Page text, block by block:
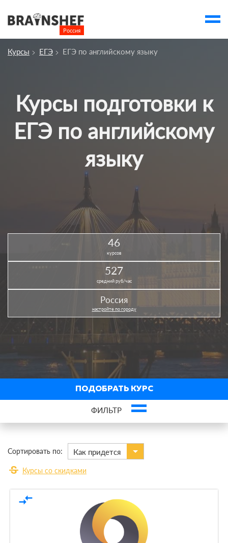
Россия
Компании
Профессии
Курсы ЕГЭ ЕГЭ по английскому языку
Курсы подготовки к
ЕГЭ по английскому
языку
46
курсов
527
средний руб/час
Россия
настройте по городу
Сортировать по: Как придется
strikethrough_s Курсы со скидками
compare_arrows
ПОДОБРАТЬ КУРС
ФИЛЬТР
В городах